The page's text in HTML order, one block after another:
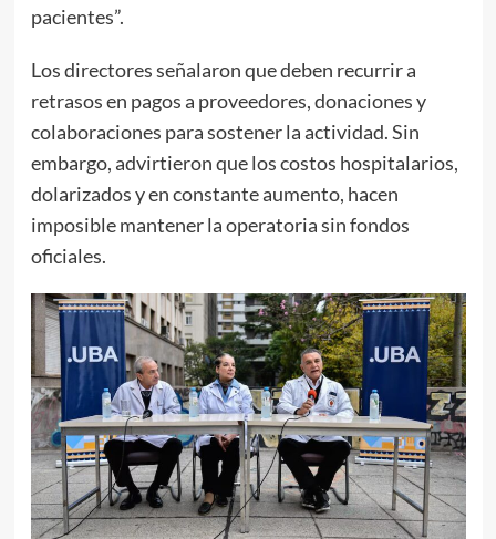
pacientes”.
Los directores señalaron que deben recurrir a
retrasos en pagos a proveedores, donaciones y
colaboraciones para sostener la actividad. Sin
embargo, advirtieron que los costos hospitalarios,
dolarizados y en constante aumento, hacen
imposible mantener la operatoria sin fondos
oficiales.